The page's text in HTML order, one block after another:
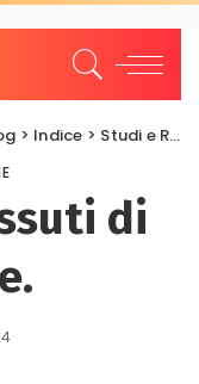
> Indice > Studi e Ricerche
di